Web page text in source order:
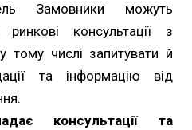
Замовники можуть
консультації з
тому числі запитувати й
та інформацію від
консультації та